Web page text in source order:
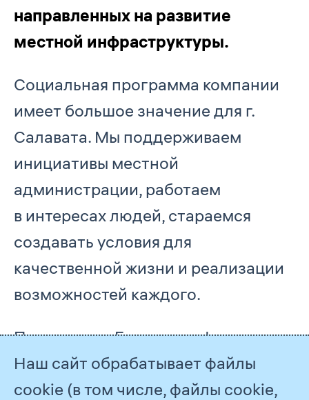
направленных на развитие
местной инфраструктуры.
Социальная программа компании
имеет большое значение для г.
Салавата. Мы поддерживаем
инициативы местной
администрации, работаем
в интересах людей, стараемся
создавать условия для
качественной жизни и реализации
возможностей каждого.
При участии Газпром нефтехим
Салавата развивается
общедоступная городская
Наш сайт обрабатывает файлы
cookie (в том числе, файлы cookie,